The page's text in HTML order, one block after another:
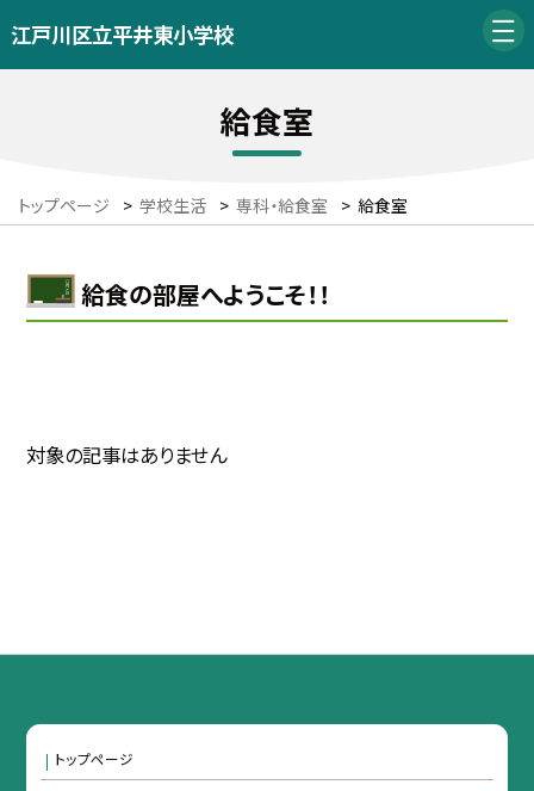
江戸川区立平井東小学校
給食室
トップページ > 学校生活 > 専科・給食室 > 給食室
給食の部屋へようこそ！！
対象の記事はありません
トップページ